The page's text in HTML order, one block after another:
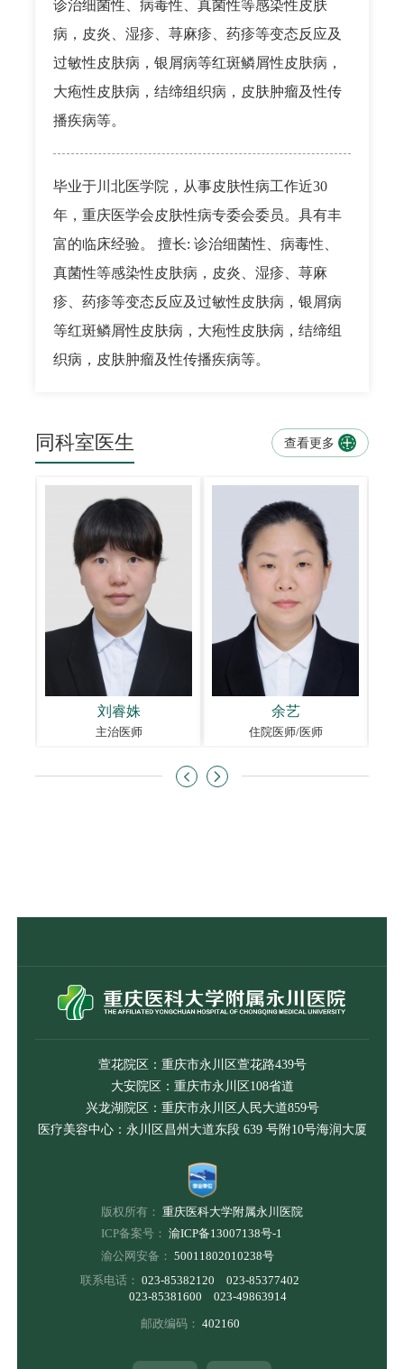
诊治细菌性、病毒性、真菌性等感染性皮肤
病，皮炎、湿疹、荨麻疹、药疹等变态反应及
过敏性皮肤病，银屑病等红斑鳞屑性皮肤病，
大疱性皮肤病，结缔组织病，皮肤肿瘤及性传
播疾病等。
毕业于川北医学院，从事皮肤性病工作近30
年，重庆医学会皮肤性病专委会委员。具有丰
富的临床经验。 擅长: 诊治细菌性、病毒性、
真菌性等感染性皮肤病，皮炎、湿疹、荨麻
疹、药疹等变态反应及过敏性皮肤病，银屑病
等红斑鳞屑性皮肤病，大疱性皮肤病，结缔组
织病，皮肤肿瘤及性传播疾病等。
同科室医生 查看更多 

刘睿姝
主治医师
余艺
住院医师/医师

萱花院区：重庆市永川区萱花路439号
大安院区：重庆市永川区108省道
兴龙湖院区：重庆市永川区人民大道859号
医疗美容中心：永川区昌州大道东段 639 号附10号海润大厦
版权所有：
重庆医科大学附属永川医院
ICP备案号： 渝ICP备13007138号-1
渝公网安备：
50011802010238号
联系电话： 023-85382120 023-85377402
023-85381600 023-49863914
邮政编码： 402160